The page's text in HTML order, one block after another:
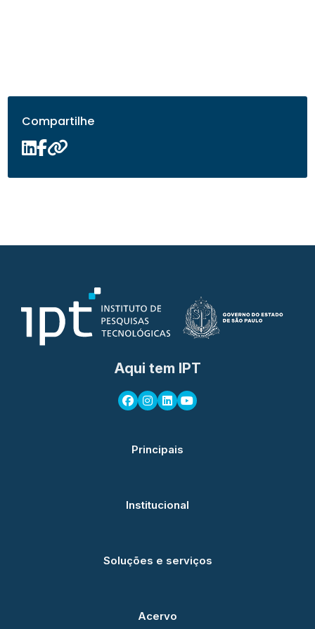
Compartilhe
Aqui tem IPT
Principais
Institucional
Soluções e serviços
Acervo